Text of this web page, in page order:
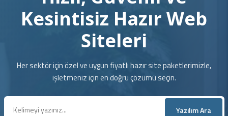
Kesintisiz Hazır Web
Siteleri
Her sektör için özel ve uygun fiyatlı hazır site paketlerimizle,
işletmeniz için en doğru çözümü seçin.
Yazılım Ara